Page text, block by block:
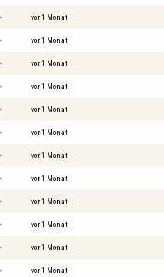
vor 1 Monat
vor 1 Monat
vor 1 Monat
vor 1 Monat
vor 1 Monat
vor 1 Monat
vor 1 Monat
vor 1 Monat
vor 1 Monat
vor 1 Monat
vor 1 Monat
vor 1 Monat